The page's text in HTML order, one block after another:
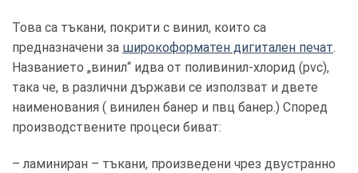
Това са тъкани, покрити с винил, които са
предназначени за широкоформатен дигитален печат.
Названието „винил“ идва от поливинил-хлорид (pvc),
така че, в различни държави се използват и двете
наименования ( винилен банер и пвц банер.) Според
производствените процеси биват:
– ламиниран – тъкани, произведени чрез двустранно